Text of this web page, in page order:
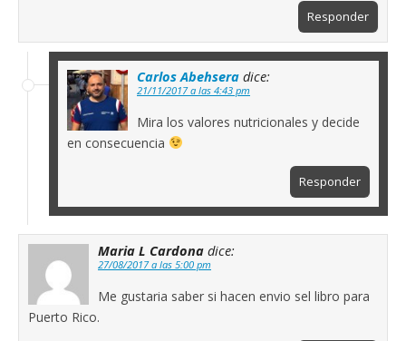
Responder
Carlos Abehsera dice:
21/11/2017 a las 4:43 pm
Mira los valores nutricionales y decide
en consecuencia
Responder
Maria L Cardona dice:
27/08/2017 a las 5:00 pm
Me gustaria saber si hacen envio sel libro para
Puerto Rico.